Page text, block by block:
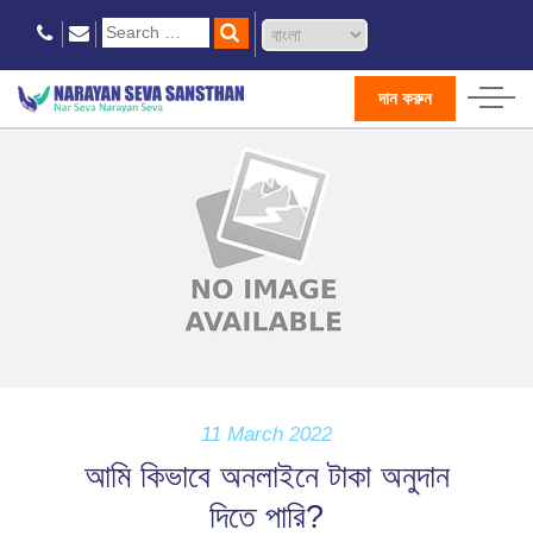
দান করুন
11 March 2022
আমি কিভাবে অনলাইনে টাকা অনুদান
দিতে পারি?